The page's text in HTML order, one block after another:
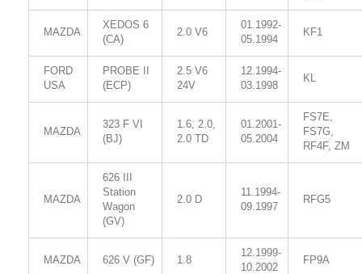
MAZDA
XEDOS 6
(CA)
2.0 V6
01.1992-
05.1994
KF1
FORD
USA
PROBE II
(ECP)
2.5 V6
24V
12.1994-
03.1998
KL
MAZDA
323 F VI
(BJ)
1.6, 2.0,
2.0 TD
01.2001-
05.2004
FS7E,
FS7G,
RF4F, ZM
MAZDA
626 III
Station
Wagon
(GV)
2.0 D
11.1994-
09.1997
RFG5
MAZDA 626 V (GF) 1.8
12.1999-
10.2002
FP9A